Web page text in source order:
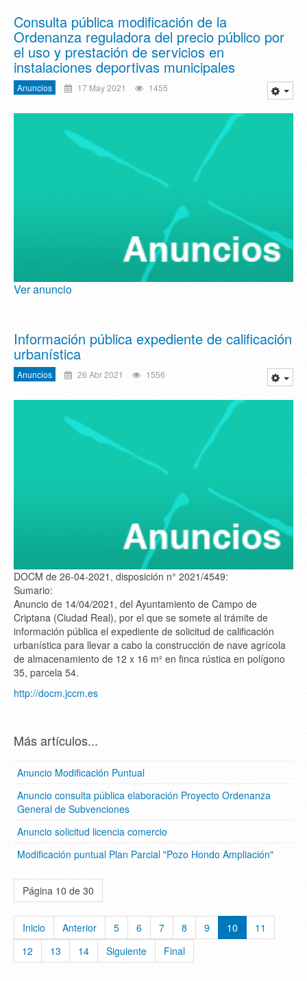
Consulta pública modificación de la
Ordenanza reguladora del precio público por
el uso y prestación de servicios en
instalaciones deportivas municipales
Anuncios 17 May 2021 1455
Ver anuncio
Información pública expediente de calificación
urbanística
Anuncios 26 Abr 2021 1556
DOCM de 26-04-2021, disposición n° 2021/4549:
Sumario:
Anuncio de 14/04/2021, del Ayuntamiento de Campo de
Criptana (Ciudad Real), por el que se somete al trámite de
información pública el expediente de solicitud de calificación
urbanística para llevar a cabo la construcción de nave agrícola
de almacenamiento de 12 x 16 m² en finca rústica en polígono
35, parcela 54.
http://docm.jccm.es
Más artículos...
Anuncio Modificación Puntual
Anuncio consulta pública elaboración Proyecto Ordenanza
General de Subvenciones
Anuncio solicitud licencia comercio
Modificación puntual Plan Parcial "Pozo Hondo Ampliación"
Página 10 de 30
Inicio Anterior 5 6 7 8 9 10
11
12
13 14 Siguiente Final